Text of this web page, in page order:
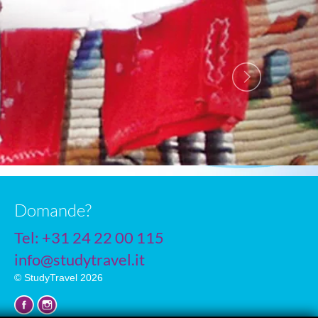
Domande?
Tel: +31 24 22 00 115
info@studytravel.it
© StudyTravel 2026